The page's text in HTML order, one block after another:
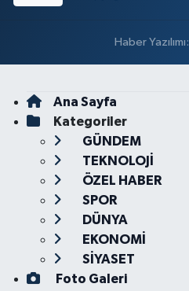
Haber Yazılımı:
Ana Sayfa
Kategoriler
GÜNDEM
TEKNOLOJİ
ÖZEL HABER
SPOR
DÜNYA
EKONOMİ
SİYASET
Foto Galeri